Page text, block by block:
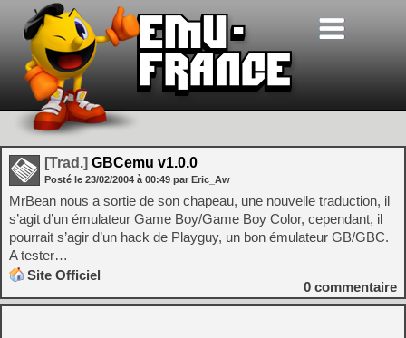
[Trad.] GBCemu v1.0.0
Posté le 23/02/2004 à 00:49 par Eric_Aw
MrBean nous a sortie de son chapeau, une nouvelle traduction, il
s’agit d’un émulateur Game Boy/Game Boy Color, cependant, il
pourrait s’agir d’un hack de Playguy, un bon émulateur GB/GBC.
A tester…
Site Officiel
0 commentaire